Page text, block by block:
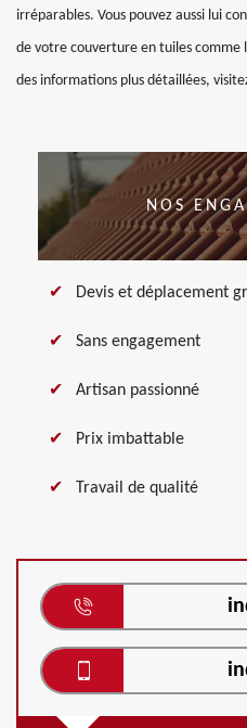
irréparables. Vous pouvez aussi lui
de votre couverture en tuiles comme
des informations plus détaillées,
NOS
Devis et déplacement
Sans engagement
Artisan passionné
Prix imbattable
Travail de qualité